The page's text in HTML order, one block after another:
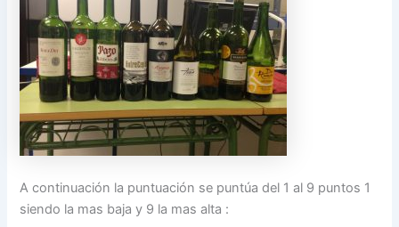
A continuación la puntuación se puntúa del 1 al 9 puntos 1
siendo la mas baja y 9 la mas alta :